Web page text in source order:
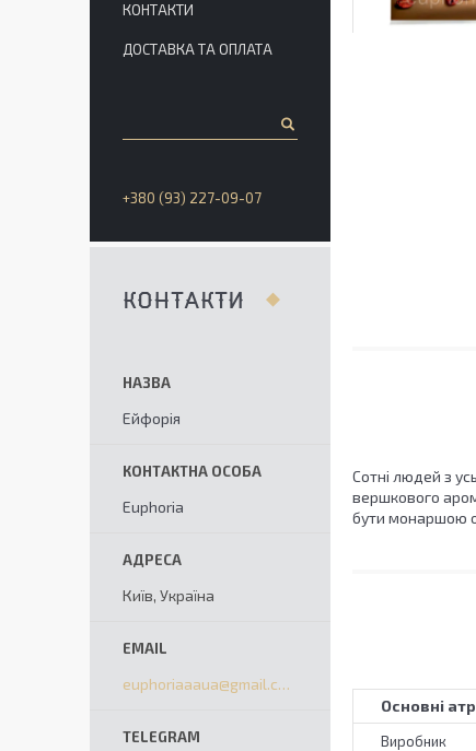
Сотні людей з
вершкового
бути монаршою
Основні
Виробник
КОНТАКТИ
ДОСТАВКА ТА ОПЛАТА
+380 (93) 227-09-07
КОНТАКТИ
Ейфорія
Euphoria
Київ, Україна
euphoriaaaua@gmail.com